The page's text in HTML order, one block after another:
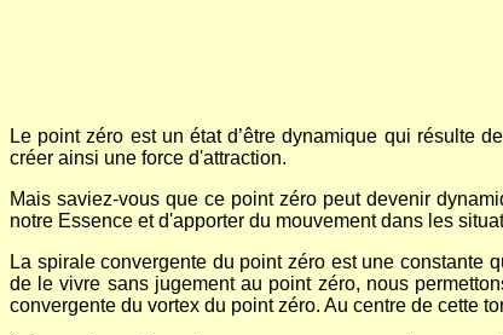
Le point zéro est un état d’être dynamique qui résulte
créer ainsi une force d'attraction.
Mais saviez-vous que ce point zéro peut devenir
notre Essence et d'apporter du mouvement dans les
La spirale convergente du point zéro est une constante
de le vivre sans jugement au point zéro, nous
convergente du vortex du point zéro. Au centre de cette